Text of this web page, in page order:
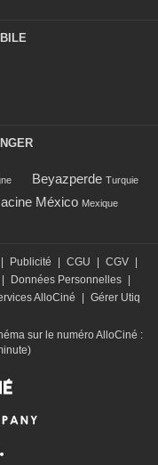
Beyazperde Turquie
México Mexique
Publicité CGU CGV
Données Personnelles
AlloCiné
Gérer Utiq
sur le numéro AlloCiné :